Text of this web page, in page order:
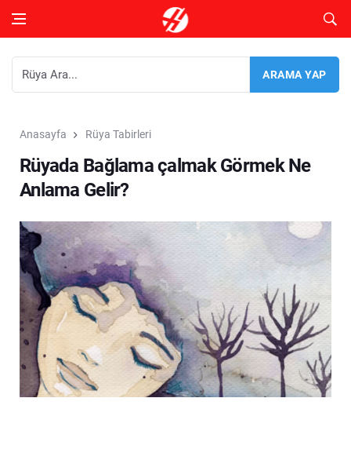
Anasayfa Rüya Tabirleri
Rüyada Bağlama çalmak Görmek Ne
Anlama Gelir?